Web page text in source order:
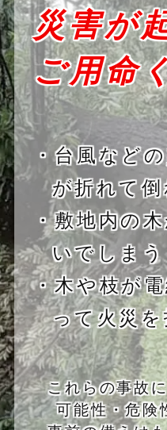
災害が
ご用命
・台風など
が折れて
・敷地内の
いでしまう
・木や枝が
って火災
これらの事故
可能性・危険